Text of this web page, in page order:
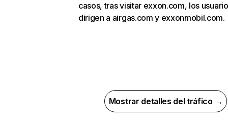
casos, tras visitar exxon.com, los
dirigen a airgas.com y exxonmobil.com.
Mostrar detalles del tráfico →